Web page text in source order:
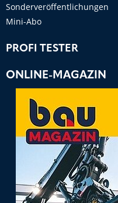
Sonderveröffentlichungen
Mini-Abo
PROFI TESTER
ONLINE-MAGAZIN